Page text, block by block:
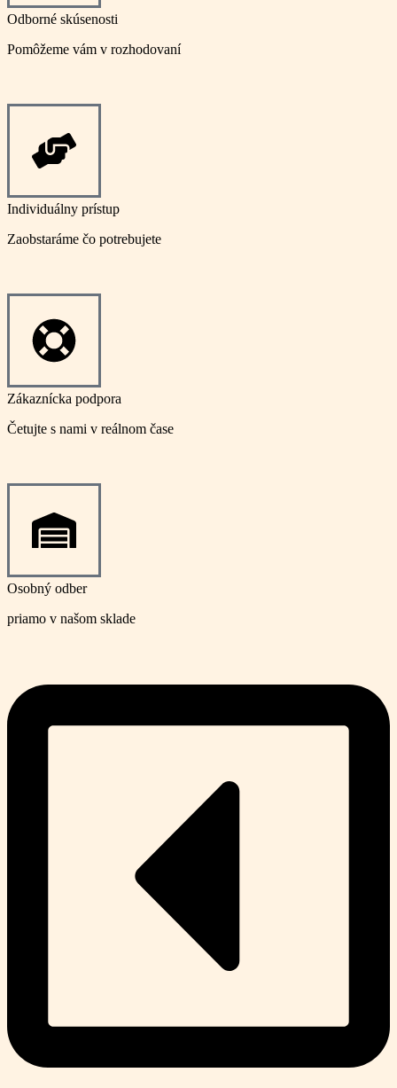
Odborné skúsenosti
Pomôžeme vám v rozhodovaní
Individuálny prístup
Zaobstaráme čo potrebujete
Zákaznícka podpora
Četujte s nami v reálnom čase
Osobný odber
priamo v našom sklade